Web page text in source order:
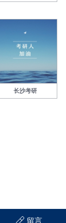
长沙考研
留言